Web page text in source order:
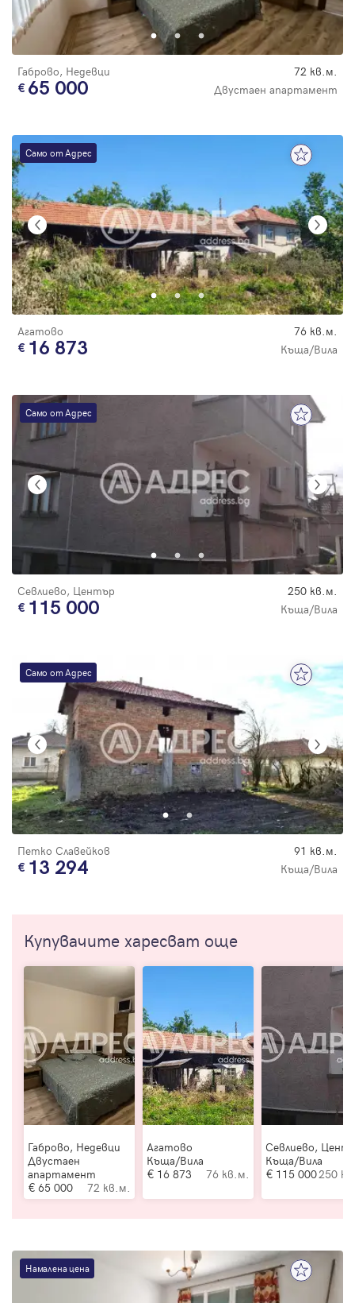
Габрово, Недевци 72 кв.м.
65 000 Двустаен апартамент
Само от Адрес
Агатово 76 кв.м.
16 873 Къща/Вила
Само от Адрес
Севлиево, Център 250 кв.м.
115 000 Къща/Вила
Само от Адрес
Петко Славейков 91 кв.м.
13 294 Къща/Вила
Купувачите харесват още
Габрово, Недевци
Двустаен
апартамент
65 000
72 кв.м.
Агатово
Къща/Вила
16 873
76 кв.м.
Севлиево,
Къща/Вила
115 000250
Намалена цена
Парола
Регистрация